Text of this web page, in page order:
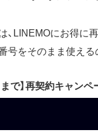
、LINEMOにお得に
号をそのまま使える
まで】再契約キャン